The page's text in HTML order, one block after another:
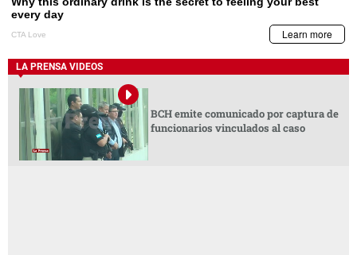
LA PRENSA VIDEOS
BCH emite comunicado por captura de
funcionarios vinculados al caso